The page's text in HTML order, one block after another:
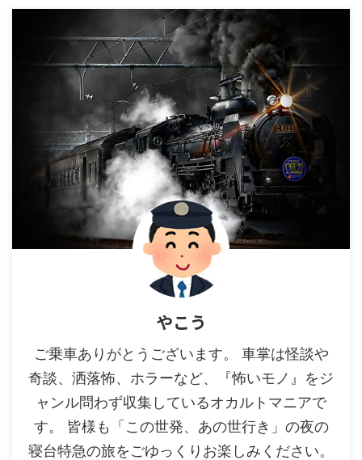
やこう
ご乗車ありがとうございます。 車掌は怪談や
奇談、洒落怖、ホラーなど、『怖いモノ』をジ
ャンル問わず収集しているオカルトマニアで
す。 皆様も「この世発、あの世行き」の夜の
寝台特急の旅をごゆっくりお楽しみください。